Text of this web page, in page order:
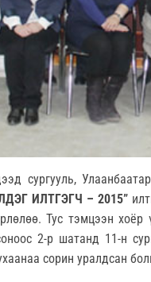
сургууль,
ИЛТГЭГЧ – 2015”
Тус тэмцээн хоёр
2-р шатанд 11-н
сорин уралдсан